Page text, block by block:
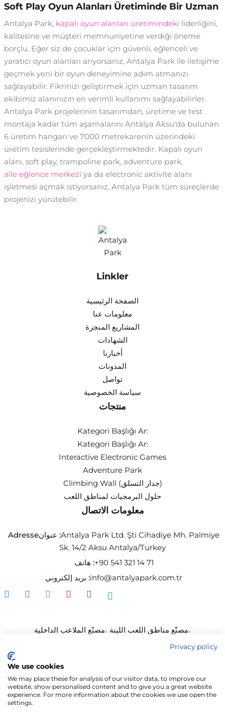
Soft Play Oyun Alanları Üretiminde Bir Uzman
Antalya Park, kapalı oyun alanları üretimindeki liderliğini,
kalitesine ve müşteri memnuniyetine verdiği öneme
borçlu. Eğer siz de çocuklar için güvenli, eğlenceli ve
yaratıcı oyun alanları arıyorsanız, Antalya Park ile iletişime
geçmek yeni bir oyun deneyimine adım atmanızı
sağlayabilir. Fikrinizi geliştirmek için uzman tasarım
ekibimiz alanınızın en verimli kullanımı sağlayabilirler.
Antalya Park projelerinin tasarımdan, üretime ve test
montaja kadar tüm aşamalarını Antalya Aksu'da bulunan
6 üretim hangarı ve 7000 metrekarenin üzerindeki
üretim tesislerinde gerçekleştirmektedir. Kapalı oyun
alanı, soft play, trampoline park, adventure park,
aile eğlence merkezi ya da electronic aktivite alanı
işletmesi açmak istiyorsanız, Antalya Park tüm süreçlerde
projenizi yürütebilir.
Linkler
الصفحة الرئيسية
معلومات عنا
المشاريع المنجزة
الشهادات
أخبارنا
المدونات
تواصل
سياسة الخصوصية
منتجات
Kategori Başlığı Ar:
Kategori Başlığı Ar:
Interactive Electronic Games
Adventure Park
Climbing Wall (جدار التسلق)
حلول البرمجيات لمناطق اللعب
معلومات الاتصال
Adresseعنوان :Antalya Park Ltd. Şti Cihadiye Mh. Palmiye
Sk. 14/2 Aksu Antalya/Turkey
هاتف :+90 541 321 14 71
بريد إلكتروني :info@antalyapark.com.tr
مصنّع الملاعب الداخلية، مصنّع مناطق اللعب اللينة،
مورّد الملاعب الداخلية
مورّد حدائق الترامبولين
مصنّع حدائق المغامرات،مصنّع مسارات الحبال
Privacy policy
We use cookies
We may place these for analysis of our visitor data, to improve our
website, show personalised content and to give you a great website
experience. For more information about the cookies we use open the
settings.